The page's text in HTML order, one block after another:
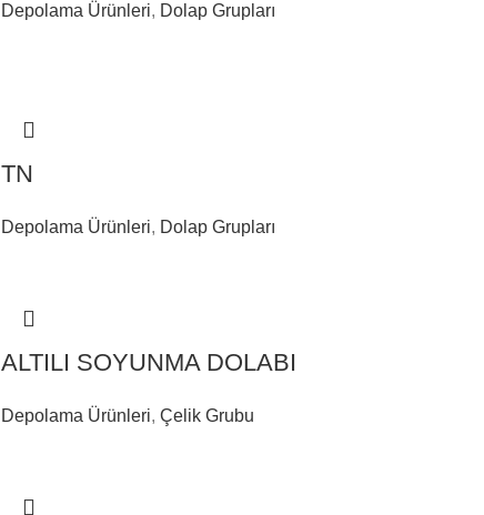
Depolama Ürünleri, Dolap Grupları
TN
Depolama Ürünleri, Dolap Grupları
ALTILI SOYUNMA DOLABI
Depolama Ürünleri,Çelik Grubu